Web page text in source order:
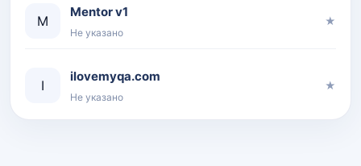
M
Mentor v1
Не указано
★
I
ilovemyqa.com
Не указано
★